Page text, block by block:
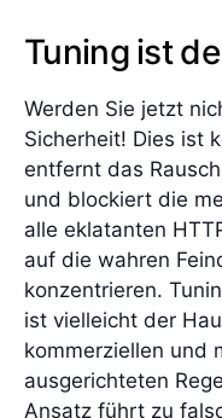
Tuning ist
Werden Sie jetzt
Sicherheit! Dies ist
entfernt das
und blockiert die
alle eklatanten
auf die wahren
konzentrieren.
ist vielleicht der
kommerziellen und
ausgerichteten
Ansatz führt zu